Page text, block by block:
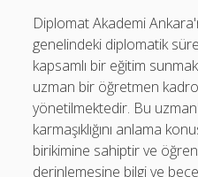
Diplomat Akademi
genelindeki diplomatik
kapsamlı bir eğitim
uzman bir öğretmen
yönetilmektedir. Bu
karmaşıklığını anlama
birikimine sahiptir ve
derinlemesine bilgi ve